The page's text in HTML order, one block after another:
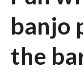
banjo
the